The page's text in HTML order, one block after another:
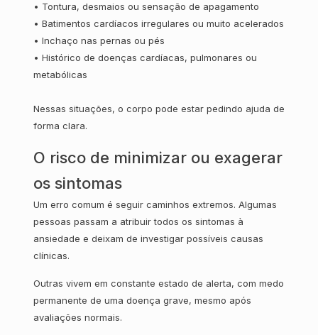
• Tontura, desmaios ou sensação de apagamento
• Batimentos cardíacos irregulares ou muito acelerados
• Inchaço nas pernas ou pés
• Histórico de doenças cardíacas, pulmonares ou
metabólicas
Nessas situações, o corpo pode estar pedindo ajuda de
forma clara.
O risco de minimizar ou exagerar
os sintomas
Um erro comum é seguir caminhos extremos. Algumas
pessoas passam a atribuir todos os sintomas à
ansiedade e deixam de investigar possíveis causas
clínicas.
Outras vivem em constante estado de alerta, com medo
permanente de uma doença grave, mesmo após
avaliações normais.